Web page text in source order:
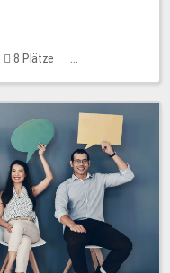
8 Plätze